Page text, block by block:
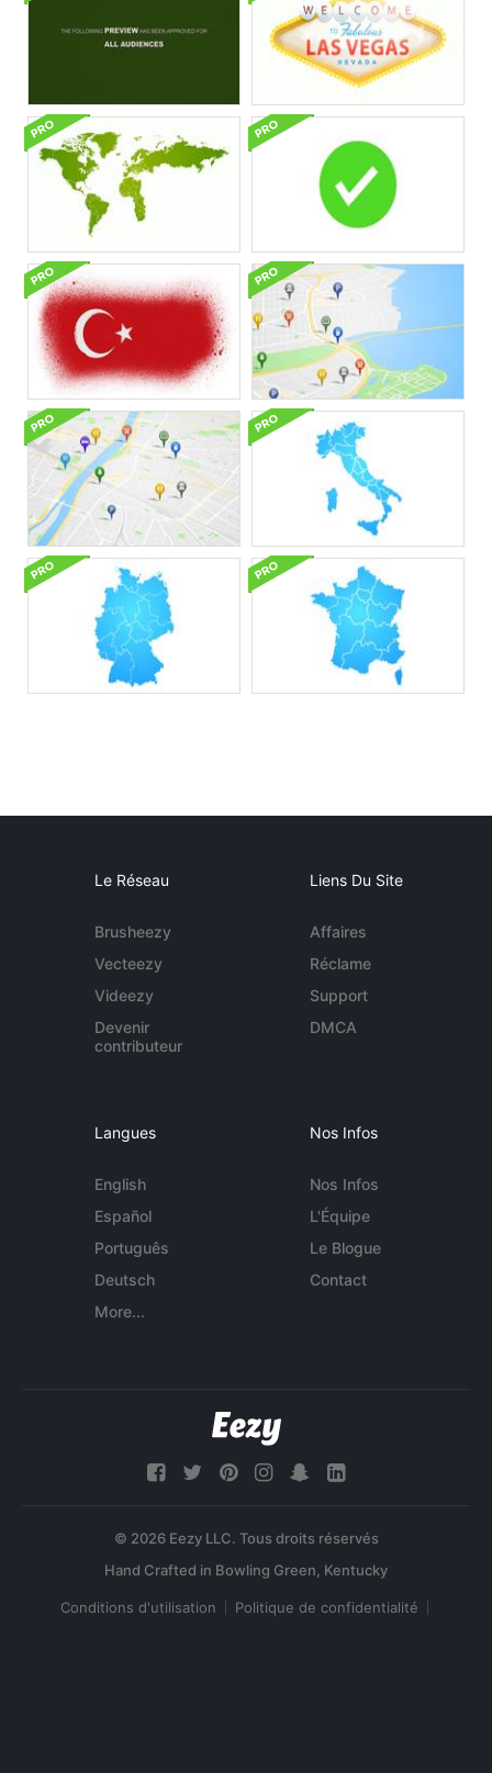
Le Réseau
Brusheezy
Vecteezy
Videezy
Devenir
contributeur
Liens Du Site
Affaires
Réclame
Support
DMCA
Langues
English
Español
Português
Deutsch
More...
Nos Infos
Nos Infos
L'Équipe
Le Blogue
Contact
© 2026 Eezy LLC. Tous droits réservés
Conditions d'utilisation Politique de confidentialité